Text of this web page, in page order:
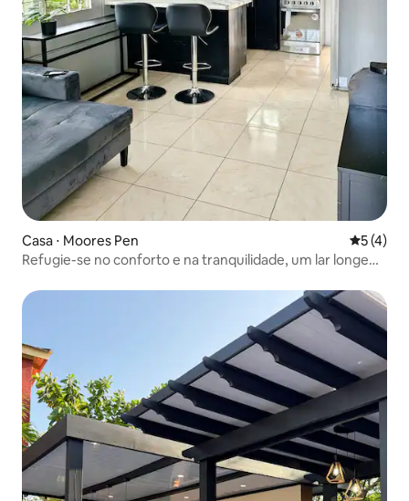
Casa ⋅ Moores Pen 5 de
5 (4)
Refugie-se no conforto e na tranquilidade, um lar longe